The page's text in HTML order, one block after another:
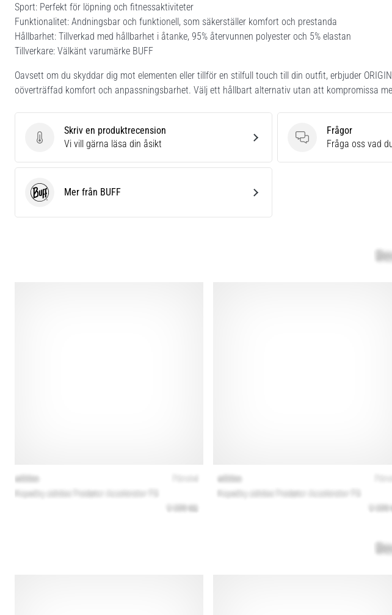
Sport: Perfekt för löpning och fitnessaktiviteter
Funktionalitet: Andningsbar och funktionell, som säkerställer komfort och prestanda
Hållbarhet: Tillverkad med hållbarhet i åtanke, 95% återvunnen polyester och 5% elastan
Tillverkare: Välkänt varumärke BUFF
Oavsett om du skyddar dig mot elementen eller tillför en stilfull touch till din outfit, erbjuder
oöverträffad komfort och anpassningsbarhet. Välj ett hållbart alternativ utan att kompromissa
Skriv en produktrecension
Skriv en produktrecension
Vi vill gärna läsa din åsikt
Frågor
Frågor
Fråga oss vad
BUFF Mer från BUFF